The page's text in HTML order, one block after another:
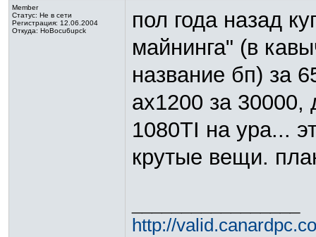
Member
Статус: Не в сети
Регистрация: 12.06.2004
Откуда: HoBocu6upck
пол года назад
майнинга" (в
название бп) за
ах1200 за 30000,
1080TI на ура...
крутые вещи.
http://